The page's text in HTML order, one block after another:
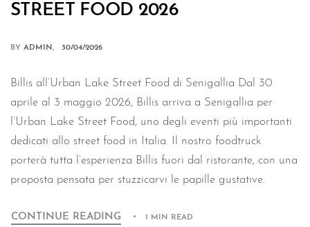
STREET FOOD 2026
BY ADMIN 30/04/2026
Billis all’Urban Lake Street Food di Senigallia Dal 30
aprile al 3 maggio 2026, Billis arriva a Senigallia per
l’Urban Lake Street Food, uno degli eventi più importanti
dedicati allo street food in Italia. Il nostro foodtruck
porterà tutta l’esperienza Billis fuori dal ristorante, con una
proposta pensata per stuzzicarvi le papille gustative.
CONTINUE READING 1 MIN READ